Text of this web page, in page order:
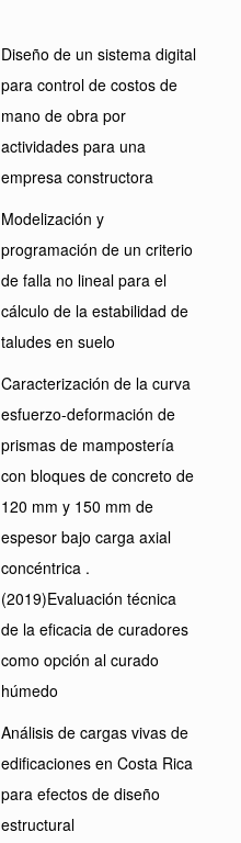
Diseño de un sistema digital
para control de costos de
mano de obra por
actividades para una
empresa constructora
Modelización y
programación de un criterio
de falla no lineal para el
cálculo de la estabilidad de
taludes en suelo
Caracterización de la curva
esfuerzo-deformación de
prismas de mampostería
con bloques de concreto de
120 mm y 150 mm de
espesor bajo carga axial
concéntrica .
(2019)Evaluación técnica
de la eficacia de curadores
como opción al curado
húmedo
Análisis de cargas vivas de
edificaciones en Costa Rica
para efectos de diseño
estructural